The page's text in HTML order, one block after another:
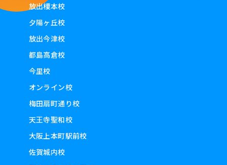
放出榎本校
夕陽ヶ丘校
放出今津校
都島高倉校
今里校
オンライン校
梅田扇町通り校
天王寺聖和校
大阪上本町駅前校
佐賀城内校